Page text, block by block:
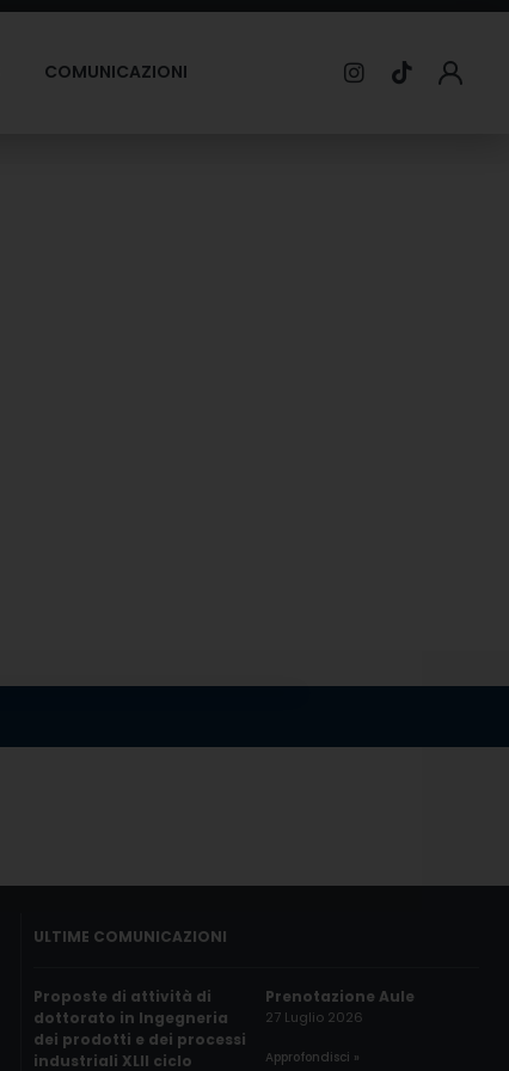
COMUNICAZIONI
ULTIME COMUNICAZIONI
Proposte di attività di
dottorato in Ingegneria
dei prodotti e dei processi
industriali XLII ciclo
Prenotazione Aule
27 Luglio 2026
Approfondisci »